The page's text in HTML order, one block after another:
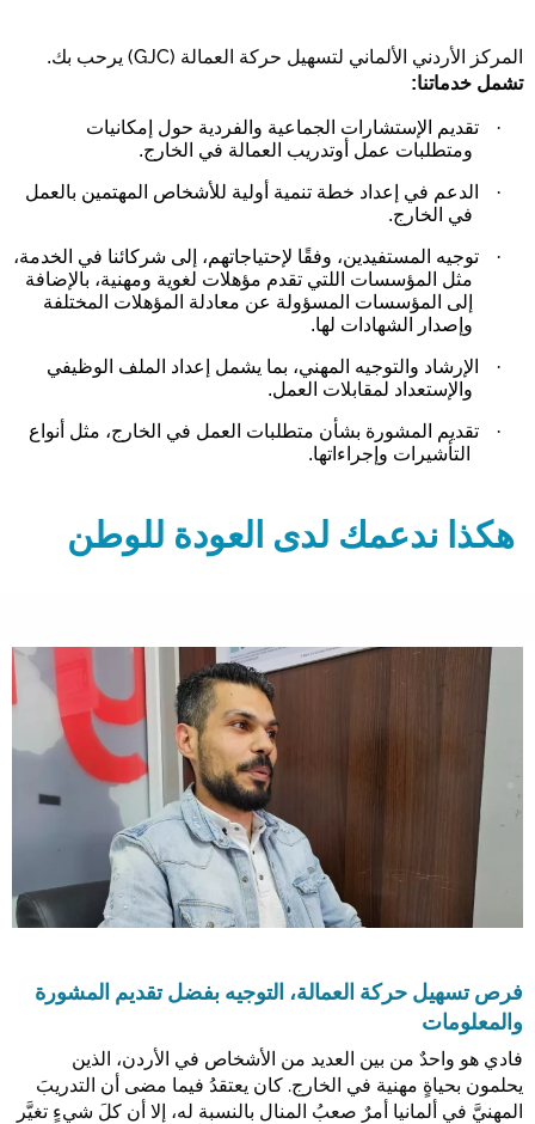
المركز الأردني الألماني لتسهيل حركة العمالة(GJC) يرحب بك.
تشمل خدماتنا:
تقديم الإستشارات الجماعية والفردية حول إمكانيات
ومتطلبات عمل أوتدريب العمالة في الخارج.
الدعم في إعداد خطة تنمية أولية للأشخاص المهتمين بالعمل
في الخارج.
توجيه المستفيدين، وفقًا لإحتياجاتهم، إلى شركائنا في الخدمة،
مثل المؤسسات اللتي تقدم مؤهلات لغوية ومهنية، بالإضافة
إلى المؤسسات المسؤولة عن معادلة المؤهلات المختلفة
وإصدار الشهادات لها.
الإرشاد والتوجيه المهني، بما يشمل إعداد الملف الوظيفي
والإستعداد لمقابلات العمل.
تقديم المشورة بشأن متطلبات العمل في الخارج، مثل أنواع
التأشيرات وإجراءاتها.
هكذا ندعمك لدى العودة للوطن
فرص تسهيل حركة العمالة، التوجيه بفضل تقديم المشورة
والمعلومات
فادي هو واحدٌ من بين العديد من الأشخاص في الأردن، الذين
يحلمون بحياةٍ مهنية في الخارج. كان يعتقدُ فيما مضى أن التدريبَ
المهنيَّ في ألمانيا أمرٌ صعبُ المنال بالنسبة له، إلا أن كلَ شيءٍ تغيَّر